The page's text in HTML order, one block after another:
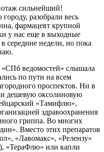
сильнейший!
разобрали весь
фармацевт крупной
у нас еще в выходные
середине недели, но пока
ведомостей» слышала
по пути на всем
проспектов. Ни в
дешевую оксолиновую
«Тамифлю»,
здравоохранения
гриппа. Во многих
Вместо этих препаратов
«Лавомакс», «Релензу»
«ТераФлю» или капли